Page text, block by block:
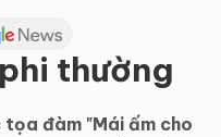
thường
đàm "Mái ấm cho